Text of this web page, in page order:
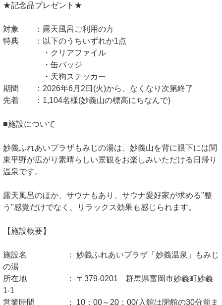
★記念品プレゼント★
対象 ：露天風呂ご利用の方
特典 ：以下のうちいずれか1点
・クリアファイル
・缶バッジ
・天狗ステッカー
期間 ：2026年6月2日(火)から、なくなり次第終了
先着 ：1,104名様(妙義山の標高にちなんで)
■施設について
妙義ふれあいプラザもみじの湯は、妙義山を背に眼下には関
東平野が広がり素晴らしい景観をお楽しみいただける日帰り
温泉です。
露天風呂のほか、サウナもあり、サウナ愛好家が求める"整
う"感覚だけでなく、リラックス効果も感じられます。
【施設概要】
施設名 ： 妙義ふれあいプラザ「妙義温泉」もみじ
の湯
所在地 ： 〒379-0201 群馬県富岡市妙義町妙義
1-1
営業時間 ： 10：00～20：00(入館は閉館の30分前ま